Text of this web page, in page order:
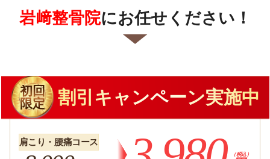
岩﨑整骨院にお任せください！
初回
限定
割引キャンペーン実施中
肩こり・腰痛コース
（税込）